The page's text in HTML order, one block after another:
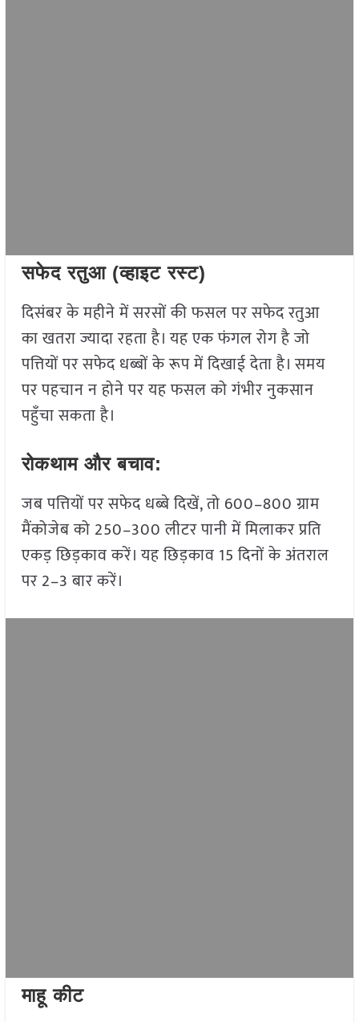
सफेद रतुआ (व्हाइट रस्ट)
दिसंबर के महीने में सरसों की फसल पर सफेद रतुआ
का खतरा ज्यादा रहता है। यह एक फंगल रोग है जो
पत्तियों पर सफेद धब्बों के रूप में दिखाई देता है। समय
पर पहचान न होने पर यह फसल को गंभीर नुकसान
पहुँचा सकता है।
रोकथाम और बचाव:
जब पत्तियों पर सफेद धब्बे दिखें, तो 600–800 ग्राम
मैंकोजेब को 250–300 लीटर पानी में मिलाकर प्रति
एकड़ छिड़काव करें। यह छिड़काव 15 दिनों के अंतराल
पर 2–3 बार करें।
माहू कीट